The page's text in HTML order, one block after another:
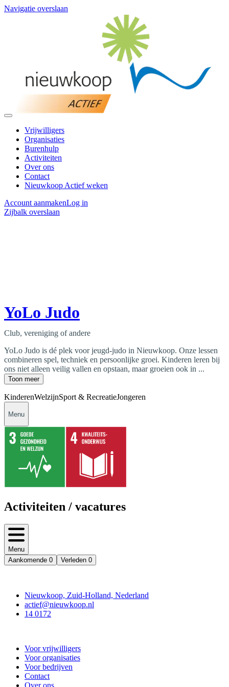
Navigatie overslaan
Vrijwilligers
Organisaties
Burenhulp
Activiteiten
Over ons
Contact
Nieuwkoop Actief weken
Account aanmakenLog in
Zijbalk overslaan
YoLo Judo
Club, vereniging of andere
YoLo Judo is dé plek voor jeugd-judo in Nieuwkoop. Onze lessen
combineren spel, techniek en persoonlijke groei. Kinderen leren bij
ons niet alleen veilig vallen en opstaan, maar groeien ook in ...
Toon meer
KinderenWelzijnSport & RecreatieJongeren
Menu
Activiteiten / vacatures
Menu
Aankomende 0 Verleden 0
Nieuwkoop, Zuid-Holland, Nederland
actief@nieuwkoop.nl
14 0172
Voor vrijwilligers
Voor organisaties
Voor bedrijven
Contact